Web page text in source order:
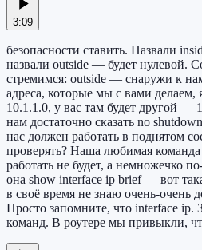
3:09
безопасности ставить. Назвали
назвали outside — будет нулевой.
стремимся: outside — снаружи к
адреса, которые мы с вами делаем,
10.1.1.0, у вас там будет другой —
нам достаточно сказать no
нас должен работать в поднятом
проверять? Наша любимая команда
работать не будет, а немножечко
она show interface ip brief — вот
в своё время не знаю очень-очень
Просто запомните, что interface ip.
команд. В роутере мы привыкли,